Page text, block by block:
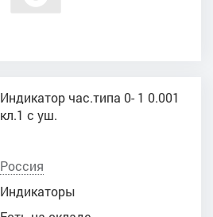
Индикатор час.типа 0- 1 0.001
кл.1 с уш.
Россия
Индикаторы